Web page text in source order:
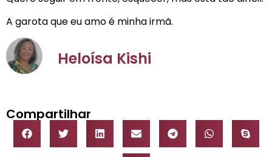
A garota que eu amo é minha irmã.
Heloísa Kishi
Compartilhar